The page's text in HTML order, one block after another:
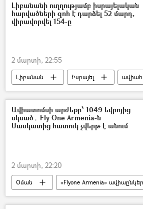
Լիբանանի ուղղությամբ իսրայելական
հարվածների զոհ է դարձել 52 մարդ,
վիրավորվել 154-ը
2 մարտի, 22:55
Լիբանան Իսրայել
ռմբակոծություն
Ավիատոմսի արժեքը՝ 1049 եվրոյից
սկսած․ Fly One Armenia-ն
Մասկատից հատուկ չվերթ է անում
2 մարտի, 22:20
Օման
«Flyone Armenia»
Երևան
չվերթ